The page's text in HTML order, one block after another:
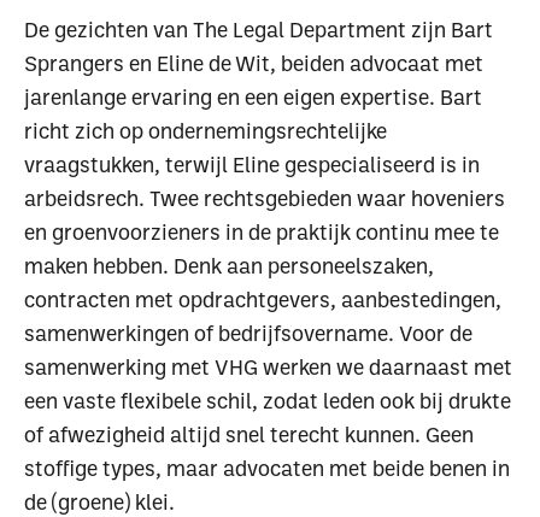
De gezichten van The Legal Department zijn Bart
Sprangers en Eline de Wit, beiden advocaat met
jarenlange ervaring en een eigen expertise. Bart
richt zich op ondernemingsrechtelijke
vraagstukken, terwijl Eline gespecialiseerd is in
arbeidsrech. Twee rechtsgebieden waar hoveniers
en groenvoorzieners in de praktijk continu mee te
maken hebben. Denk aan personeelszaken,
contracten met opdrachtgevers, aanbestedingen,
samenwerkingen of bedrijfsovername. Voor de
samenwerking met VHG werken we daarnaast met
een vaste flexibele schil, zodat leden ook bij drukte
of afwezigheid altijd snel terecht kunnen. Geen
stoffige types, maar advocaten met beide benen in
de (groene) klei.